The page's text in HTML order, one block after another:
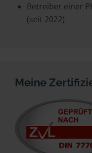
Betreiber einer
(seit 2022)
Meine